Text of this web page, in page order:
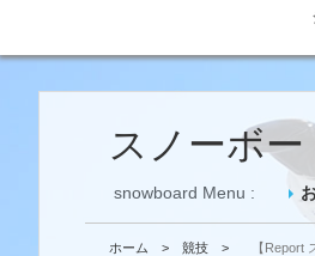
スノーボー
snowboard Menu :
ホーム > 競技 > 【Report